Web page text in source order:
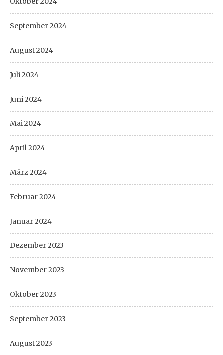
September 2024
August 2024
Juli 2024
Juni 2024
Mai 2024
April 2024
März 2024
Februar 2024
Januar 2024
Dezember 2023
November 2023
Oktober 2023
September 2023
August 2023